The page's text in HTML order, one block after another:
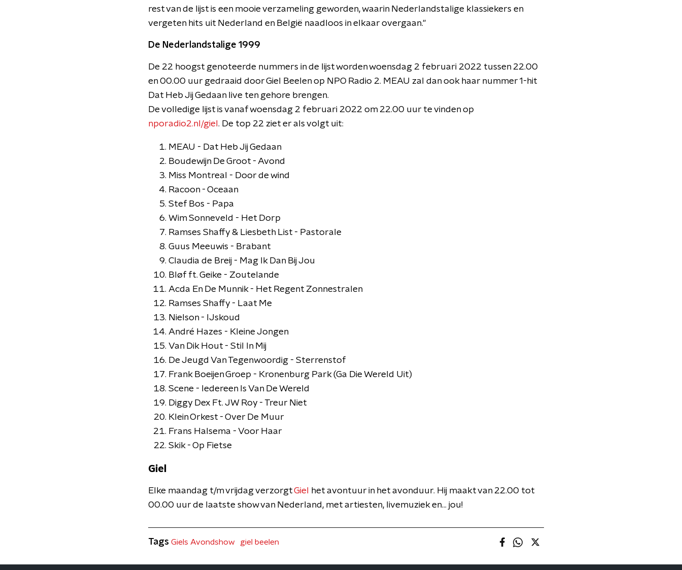
rest van de lijst is een mooie verzameling geworden, waarin Nederlandstalige klassiekers en
vergeten hits uit Nederland en België naadloos in elkaar overgaan."
De Nederlandstalige 1999
De 22 hoogst genoteerde nummers in de lijst worden woensdag 2 februari 2022 tussen 22.00
en 00.00 uur gedraaid door Giel Beelen op NPO Radio 2. MEAU zal dan ook haar nummer 1-hit
Dat Heb Jij Gedaan live ten gehore brengen.
De volledige lijst is vanaf woensdag 2 februari 2022 om 22.00 uur te vinden op
nporadio2.nl/giel . De top 22 ziet er als volgt uit:
MEAU - Dat Heb Jij Gedaan
Boudewijn De Groot - Avond
Miss Montreal - Door de wind
Racoon - Oceaan
Stef Bos - Papa
Wim Sonneveld - Het Dorp
Ramses Shaffy & Liesbeth List - Pastorale
Guus Meeuwis - Brabant
Claudia de Breij - Mag Ik Dan Bij Jou
Bløf ft. Geike - Zoutelande
Acda En De Munnik - Het Regent Zonnestralen
Ramses Shaffy - Laat Me
Nielson - IJskoud
André Hazes - Kleine Jongen
Van Dik Hout - Stil In Mij
De Jeugd Van Tegenwoordig - Sterrenstof
Frank Boeijen Groep - Kronenburg Park (Ga Die Wereld Uit)
Scene - Iedereen Is Van De Wereld
Diggy Dex Ft. JW Roy - Treur Niet
Klein Orkest - Over De Muur
Frans Halsema - Voor Haar
Skik - Op Fietse
Giel
Elke maandag t/m vrijdag verzorgtGiel
het avontuur in het avonduur. Hij maakt van 22.00 tot
00.00 uur de laatste show van Nederland, met artiesten, livemuziek en... jou!
Tags Giels Avondshow giel beelen